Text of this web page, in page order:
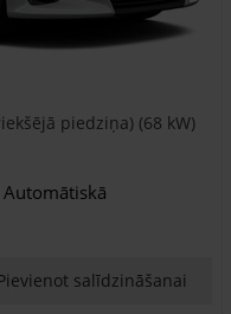
piedziņa) (68 kW)
Automātiskā
salīdzināšanai